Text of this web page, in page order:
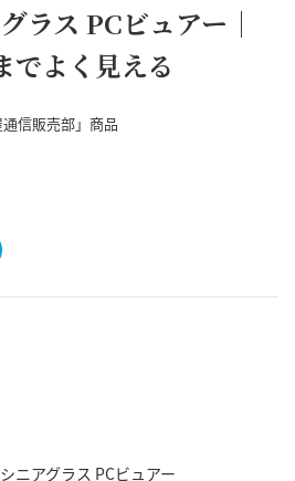
ラス PCビュアー｜
でよく見える
信販売部」商品